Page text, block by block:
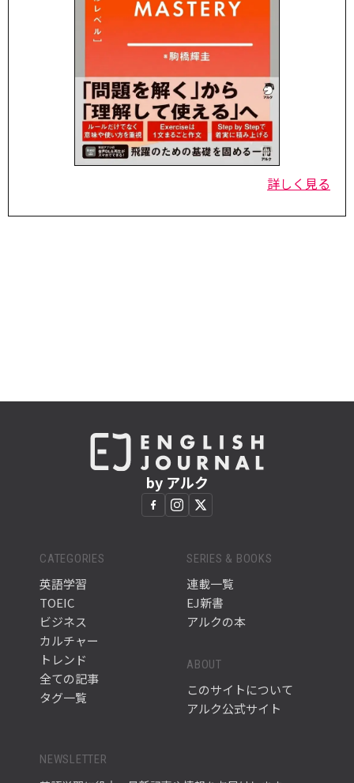
詳しく見る
by アルク
CATEGORIES
英語学習
TOEIC
ビジネス
カルチャー
トレンド
全ての記事
タグ一覧
SERIES & BOOKS
連載一覧
EJ新書
アルクの本
ABOUT
このサイトについて
アルク公式サイト
NEWSLETTER